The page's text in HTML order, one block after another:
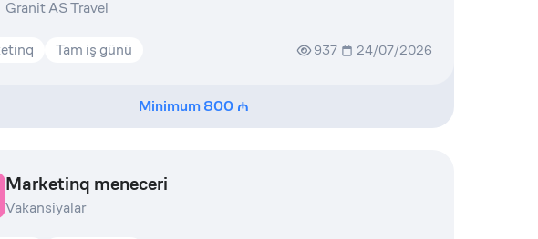
Granit AS Travel
Tam iş günü 937 24/07/2026
Minimum800
Marketinq meneceri
Vakansiyalar